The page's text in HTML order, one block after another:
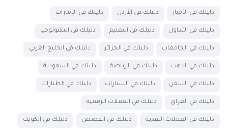
دليلك في الأخبار دليلك في الأردن دليلك في الإمارات
دليلك في التداول دليلك في التعليم دليلك في التكنولوجيا
دليلك في الجامعات دليلك في الجزائر دليلك في الخليج العربي
دليلك في الذهب دليلك في الرياضة دليلك في السعودية
دليلك في السفن دليلك في السيارات دليلك في الطيارات
دليلك في العراق دليلك في العملات الرقمية
دليلك في العملات النقدية دليلك في القصص دليلك في الكويت